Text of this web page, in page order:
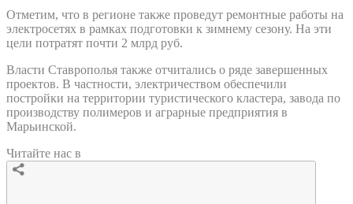
Отметим, что в регионе также проведут ремонтные работы на
электросетях в рамках подготовки к зимнему сезону. На эти
цели потратят почти 2 млрд руб.
Власти Ставрополья также отчитались о ряде завершенных
проектов. В частности, электричеством обеспечили
постройки на территории туристического кластера, завода по
производству полимеров и аграрные предприятия в
Марьинской.
Читайте нас в